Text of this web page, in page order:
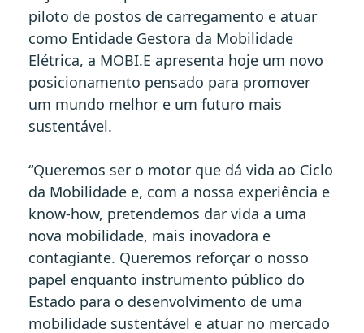
piloto de postos de carregamento e atuar
como Entidade Gestora da Mobilidade
Elétrica, a MOBI.E apresenta hoje um novo
posicionamento pensado para promover
um mundo melhor e um futuro mais
sustentável.
“Queremos ser o motor que dá vida ao Ciclo
da Mobilidade e, com a nossa experiência e
know-how, pretendemos dar vida a uma
nova mobilidade, mais inovadora e
contagiante. Queremos reforçar o nosso
papel enquanto instrumento público do
Estado para o desenvolvimento de uma
mobilidade sustentável e atuar no mercado